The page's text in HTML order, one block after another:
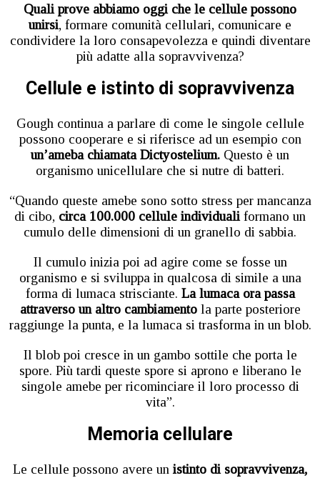
Quali prove abbiamo oggi che le cellule possono
unirsi, formare comunità cellulari, comunicare e
condividere la loro consapevolezza e quindi diventare
più adatte alla sopravvivenza?
Cellule e istinto di sopravvivenza
Gough continua a parlare di come le singole cellule
possono cooperare e si riferisce ad un esempio con
un’ameba chiamata Dictyostelium. Questo è un
organismo unicellulare che si nutre di batteri.
“Quando queste amebe sono sotto stress per mancanza
di cibo, circa 100.000 cellule individuali formano un
cumulo delle dimensioni di un granello di sabbia.
Il cumulo inizia poi ad agire come se fosse un
organismo e si sviluppa in qualcosa di simile a una
forma di lumaca strisciante. La lumaca ora passa
attraverso un altro cambiamentola parte posteriore
raggiunge la punta, e la lumaca si trasforma in un blob.
Il blob poi cresce in un gambo sottile che porta le
spore. Più tardi queste spore si aprono e liberano le
singole amebe per ricominciare il loro processo di
vita”.
Memoria cellulare
Le cellule possono avere un istinto di sopravvivenza,